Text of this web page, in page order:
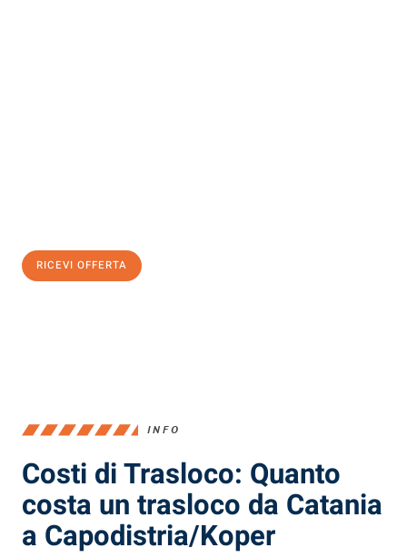
RICEVI OFFERTA
INFO
Costi di Trasloco: Quanto
costa un trasloco da Catania
a Capodistria/Koper